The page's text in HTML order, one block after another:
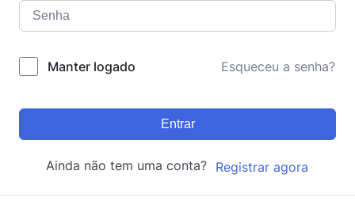
Manter logado Esqueceu a senha?
Entrar
Ainda não tem uma conta? Registrar agora